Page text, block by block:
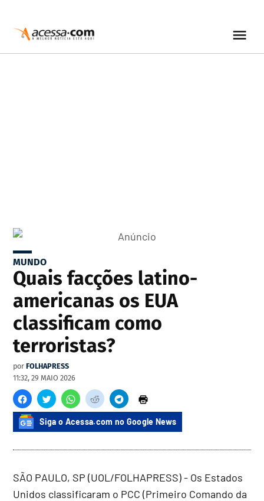
MUNDO
Quais facções latino-
americanas os EUA
classificam como
terroristas?
por FOLHAPRESS
11:32, 29 MAIO 2026
Siga o Acessa.com no Google News
SÃO PAULO, SP (UOL/FOLHAPRESS) - Os Estados
Unidos classificaram o PCC (Primeiro Comando da